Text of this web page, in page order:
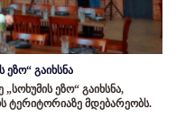
გაიხსნა
ეზო“ გაიხსნა,
ტერიტორიაზე მდებარეობს.